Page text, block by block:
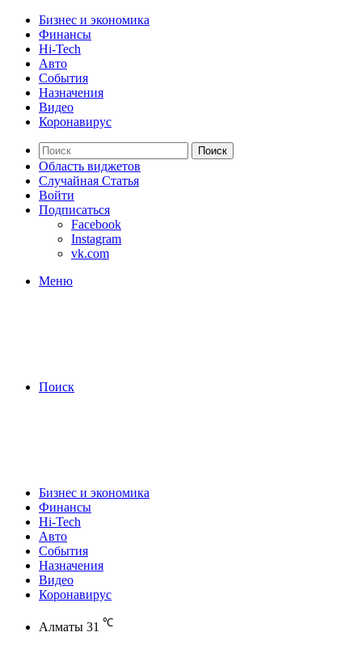
Бизнес и экономика
Финансы
Hi-Tech
Авто
События
Назначения
Видео
Коронавирус
Поиск
Область виджетов
Случайная Статья
Войти
Подписаться
Facebook
Instagram
vk.com
Меню
Поиск
Бизнес и экономика
Финансы
Hi-Tech
Авто
События
Назначения
Видео
Коронавирус
Алматы 31 ℃